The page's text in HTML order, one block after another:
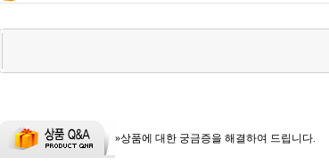
»상품에 대한 궁금증을 해결하여 드립니다.